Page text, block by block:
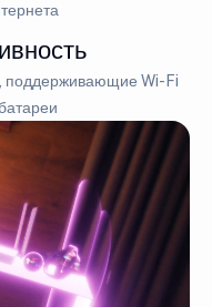
поддерживающие Wi-Fi